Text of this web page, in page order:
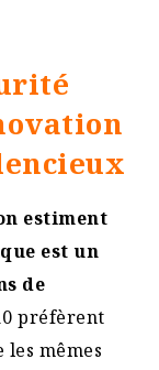
estiment
est un
de
préfèrent
mêmes